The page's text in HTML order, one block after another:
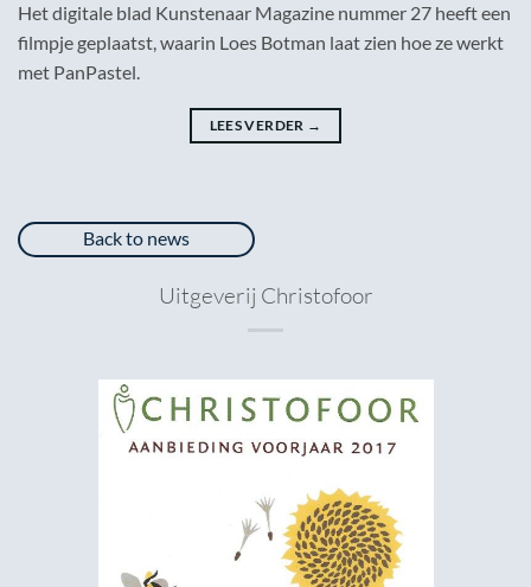
Het digitale blad Kunstenaar Magazine nummer 27 heeft een
filmpje geplaatst, waarin Loes Botman laat zien hoe ze werkt
met PanPastel.
LEES VERDER →
Back to news
Uitgeverij Christofoor